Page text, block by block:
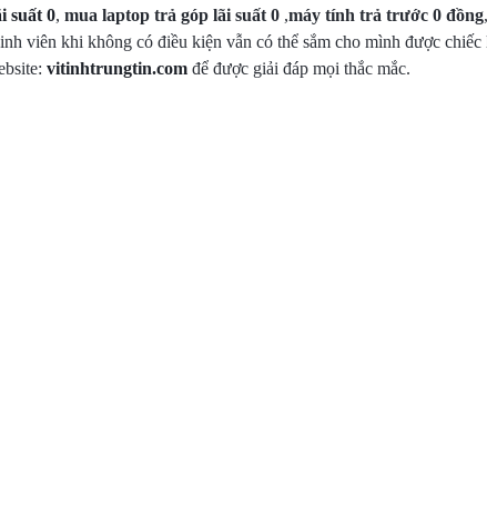
suất 0, mua laptop trả góp lãi suất 0 ,máy tính trả trước 0 đồng,
viên khi không có điều kiện vẫn có thể sắm cho mình được
vitinhtrungtin.com để được giải đáp mọi thắc mắc.